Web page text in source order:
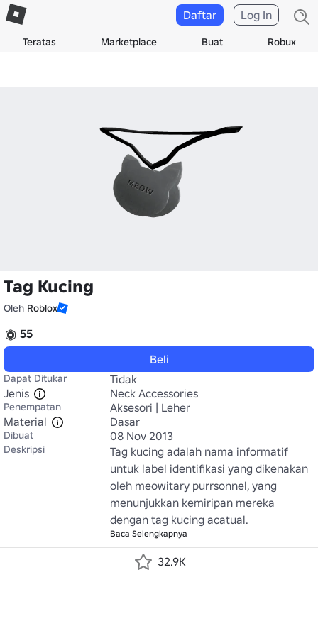
Teratas Marketplace Buat Robux
Daftar Log In
Tag Kucing
Oleh Roblox
55
Beli
Dapat Ditukar
Tidak
Jenis
Neck Accessories
Penempatan
Aksesori | Leher
Material
Dasar
Dibuat 08 Nov 2013
Deskripsi
Tag kucing adalah nama informatif
untuk label identifikasi yang dikenakan
oleh meowitary purrsonnel, yang
menunjukkan kemiripan mereka
dengan tag kucing acatual.
Baca Selengkapnya
32.9K